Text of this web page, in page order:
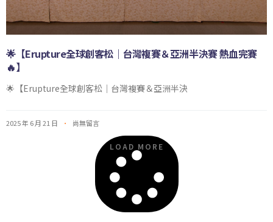
🌟【Erupture全球創客松｜台灣複賽＆亞洲半決賽 熱血完賽
🔥】
🌟【Erupture全球創客松｜台灣複賽＆亞洲半決
2025 年 6 月 21 日 尚無留言
LOAD MORE